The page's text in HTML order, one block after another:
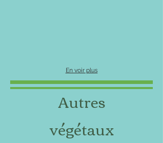
En voir plus
Autres
végétaux